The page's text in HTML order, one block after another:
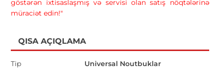
göstərən ixtisaslaşmış və servisi olan satış nöqtələrinə
müraciət edin!"
QISA AÇIQLAMA
Tip Universal Noutbuklar